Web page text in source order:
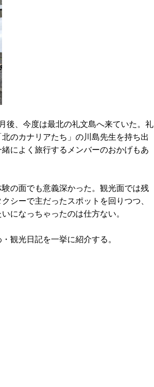
後、今度は最北の礼文島へ来ていた。礼
のカナリアたち」の川島先生を持ち出
によく旅行するメンバーのおかげもあ
の面でも意義深かった。観光面では残
シーで主だったスポットを回りつつ、
になっちゃったのは仕方ない。
観光日記を一挙に紹介する。